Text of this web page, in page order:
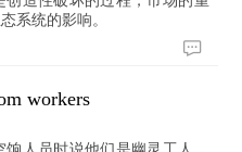
系统的影响。
workers